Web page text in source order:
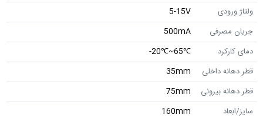
ولتاژ ورودی
5-15V
جریان مصرفی
500mA
دمای کارکرد
℃65~℃20-
قطر دهانه داخلی
35mm
قطر دهانه بیرونی
75mm
سایز/ابعاد
160mm